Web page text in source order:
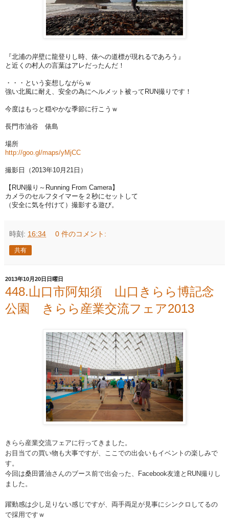
『北浦の岸壁に龍登りし時、俵への道標が現れるであろう』
と近くの村人の言葉はアレだったんだ！
・・・という妄想しながらｗ
強い北風に耐え、安全の為にヘルメット被ってRUN撮りです！
今度はもっと穏やかな季節に行こうｗ
長門市油谷 俵島
場所
http://goo.gl/maps/yMjCC
撮影日（2013年10月21日）
【RUN撮り～Running From Camera】
カメラのセルフタイマーを２秒にセットして
（安全に気を付けて）撮影する遊び。
時刻: 16:34 0 件のコメント:
共有
2013年10月20日日曜日
448.山口市阿知須 山口きらら博記念
公園 きらら産業交流フェア2013
きらら産業交流フェアに行ってきました。
お目当ての買い物も大事ですが、ここでの出会いもイベン トの楽しみで
す。
今回は桑田醤油さんのブース前で出会った、
Facebook友達とRUN撮りし
ました。
躍動感は少し足りない感じですが、両手両足が見事にシンクロしてるの
で採用ですｗ